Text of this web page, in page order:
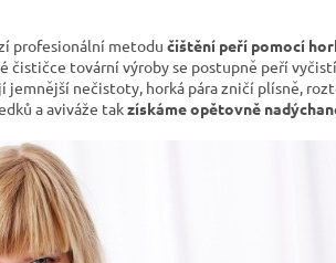
profesionální metodu čištění peří pomocí
čističce tovární výroby se postupně peří
jemnější nečistoty, horká pára zničí plísně,
a aviváže takzískáme opětovně